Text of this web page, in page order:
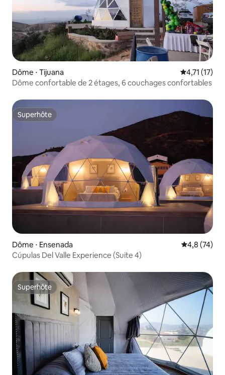
Dôme ⋅ Tijuana Évaluation
4,71 (17)
Dôme confortable de 2 étages, 6 couchages confortables
Superhôte
Superhôte
Dôme ⋅ Ensenada Évaluation
4,8 (74)
Cúpulas Del Valle Experience (Suite 4)
Superhôte
Superhôte